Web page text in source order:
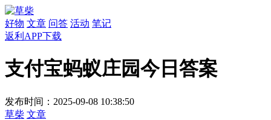
好物 文章 问答 活动 笔记
返利APP下载
支付宝蚂蚁庄园今日答案
发布时间：2025-09-08 10:38:50
草柴 文章